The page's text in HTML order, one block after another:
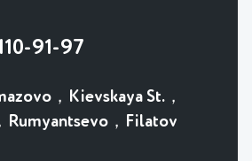
91-97
，Kievskaya St.，
Rumyantsevo，Filatov